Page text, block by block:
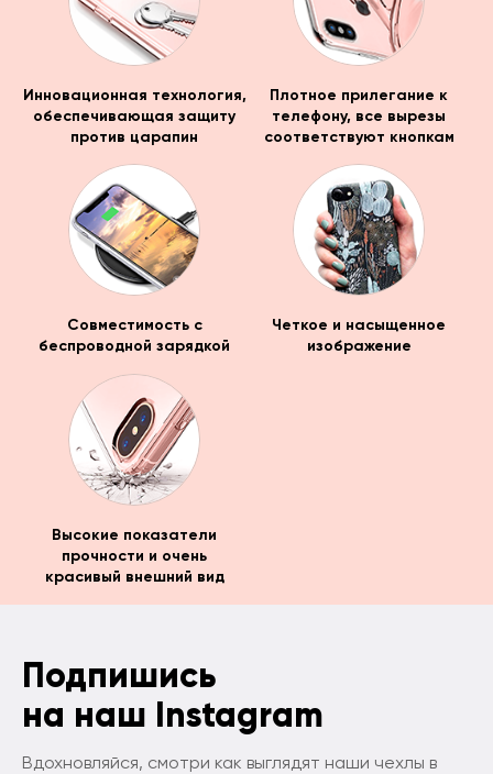
Инновационная технология,
обеспечивающая защиту
против царапин
Плотное прилегание к
телефону, все вырезы
соответствуют кнопкам
Совместимость с
беспроводной зарядкой
Четкое и насыщенное
изображение
Высокие показатели
прочности и очень
красивый внешний вид
Подпишись
на наш Instagram
Вдохновляйся, смотри как выглядят наши чехлы в